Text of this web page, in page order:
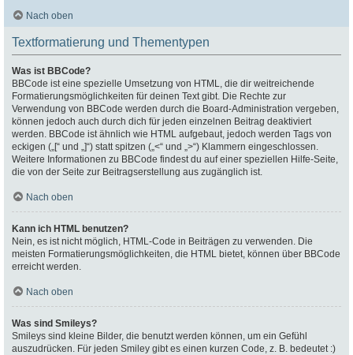
Nach oben
Textformatierung und Thementypen
Was ist BBCode?
BBCode ist eine spezielle Umsetzung von HTML, die dir weitreichende
Formatierungsmöglichkeiten für deinen Text gibt. Die Rechte zur
Verwendung von BBCode werden durch die Board-Administration vergeben,
können jedoch auch durch dich für jeden einzelnen Beitrag deaktiviert
werden. BBCode ist ähnlich wie HTML aufgebaut, jedoch werden Tags von
eckigen („[“ und „]“) statt spitzen („<“ und „>“) Klammern eingeschlossen.
Weitere Informationen zu BBCode findest du auf einer speziellen Hilfe-Seite,
die von der Seite zur Beitragserstellung aus zugänglich ist.
Nach oben
Kann ich HTML benutzen?
Nein, es ist nicht möglich, HTML-Code in Beiträgen zu verwenden. Die
meisten Formatierungsmöglichkeiten, die HTML bietet, können über BBCode
erreicht werden.
Nach oben
Was sind Smileys?
Smileys sind kleine Bilder, die benutzt werden können, um ein Gefühl
auszudrücken. Für jeden Smiley gibt es einen kurzen Code, z. B. bedeutet :)